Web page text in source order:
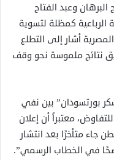
البرهان وعبد الفتاح
كمظلة لتسوية
أشار إلى التطلع
نتائج ملموسة نحو وقف
بورتسودان” بين نفي
معتبراً أن إعلان
جاء متأخرًا بعد انتشار
في الخطاب الرسمي”.